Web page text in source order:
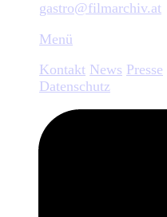
gastro@filmarchiv.at
Menü
Kontakt News Presse
Datenschutz